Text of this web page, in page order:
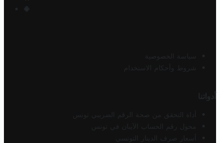
سياسة الخصوصية
شروط وأحكام الاستخدام
أدواتنا
أداة التحقق من صحة الرقم الضريبي تونس
محول رقم الحساب الآيبان في تونس
أسعار صرف الدينار التونسي